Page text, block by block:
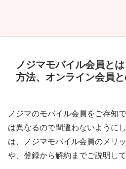
ノジマモバイル会員と
方法、オンライン会員と
ノジマのモバイル会員をご存知
は異なるので間違わないように
は、ノジマモバイル会員のメリ
や、登録から解約までご説明して